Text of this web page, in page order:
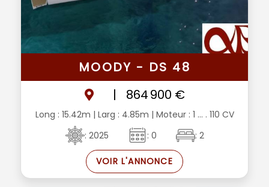
MOODY - DS 48
|
864 900 €
Long : 15.42m | Larg : 4.85m | Moteur : 1 ... . 110 CV
: 2025
: 0 : 2
VOIR L'ANNONCE